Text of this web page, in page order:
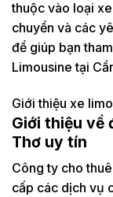
thuộc vào loại
chuyển và các
để giúp bạn
Limousine tại
Giới thiệu xe
Giới thiệu về
Thơ uy tín
Công ty cho
cấp các dịch vụ